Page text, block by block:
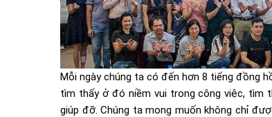
Mỗi ngày chúng ta có đến hơn 8 tiếng đồng
tìm thấy ở đó niềm vui trong công việc, tìm
giúp đỡ. Chúng ta mong muốn không chỉ